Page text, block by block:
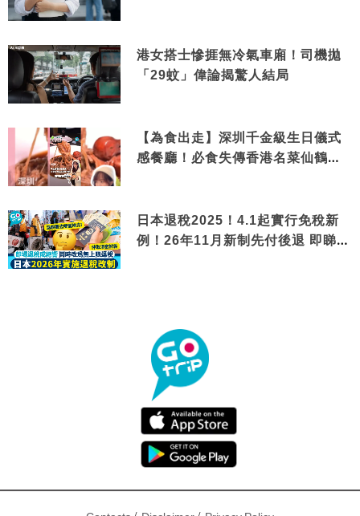
港女搭士慘捱無冷氣車廂！司機拋
「29蚊」偉論揭驚人結局
【為食出走】深圳千金級生日儀式
感餐廳！必食失傳香港名菜仙鶴神
日本退稅2025！4.1起實行免稅新
例！26年11月新制先付後退 即睇步